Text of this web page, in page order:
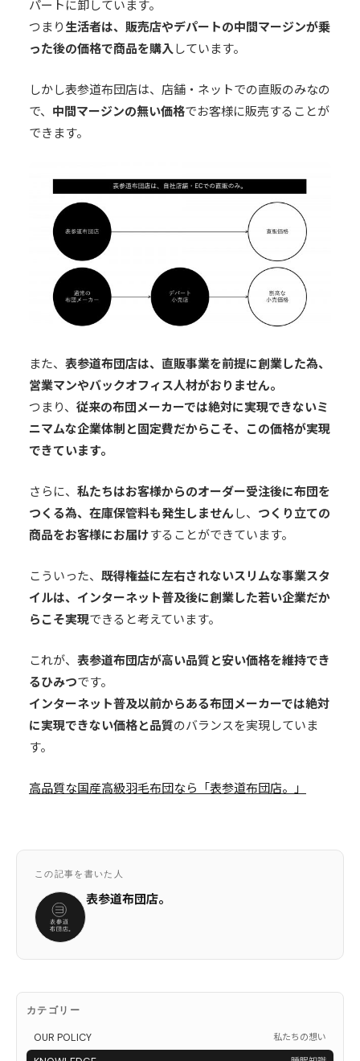
パートに卸しています。
つまり生活者は、販売店やデパートの中間マージンが乗
った後の価格で商品を購入しています。
しかし表参道布団店は、店舗・ネットでの直販のみなの
で、 中間マージンの無い価格でお客様に販売することが
できます。
また、 表参道布団店は、直販事業を前提に創業した為、
営業マンやバックオフィス人材がおりません。
つまり、 従来の布団メーカーでは絶対に実現できないミ
ニマムな企業体制と固定費だからこそ、この価格が実現
できています。
さらに、 私たちはお客様からのオーダー受注後に布団を
つくる為、在庫保管料も発生しませんし、 つくり立ての
商品をお客様にお届けすることができています。
こういった、 既得権益に左右されないスリムな事業スタ
イルは、インターネット普及後に創業した若い企業だか
らこそ実現できると考えています。
これが、 表参道布団店が高い品質と安い価格を維持でき
るひみつです。
インターネット普及以前からある布団メーカーでは絶対
に実現できない価格と品質のバランスを実現していま
す。
高品質な国産高級羽毛布団なら「表参道布団店。」
この記事を書いた人
表参道布団店。
カテゴリー
OUR POLICY 私たちの想い